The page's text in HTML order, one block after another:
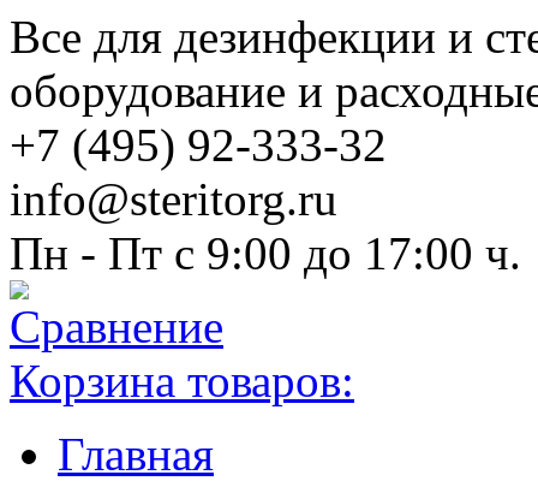
Все для дезинфекции и
оборудование и
+7 (495) 92-333-32
info@steritorg.ru
Пн - Пт с 9:00 до 17:00 ч.
Корзина товаров:
Главная